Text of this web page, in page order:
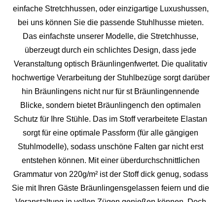
einfache Stretchhussen, oder einzigartige Luxushussen,
bei uns können Sie die passende Stuhlhusse mieten.
Das einfachste unserer Modelle, die Stretchhusse,
überzeugt durch ein schlichtes Design, dass jede
Veranstaltung optisch Bräunlingenfwertet. Die qualitativ
hochwertige Verarbeitung der Stuhlbezüge sorgt darüber
hin Bräunlingens nicht nur für st Bräunlingennende
Blicke, sondern bietet Bräunlingench den optimalen
Schutz für Ihre Stühle. Das im Stoff verarbeitete Elastan
sorgt für eine optimale Passform (für alle gängigen
Stuhlmodelle), sodass unschöne Falten gar nicht erst
entstehen können. Mit einer überdurchschnittlichen
Grammatur von 220g/m² ist der Stoff dick genug, sodass
Sie mit Ihren Gäste Bräunlingensgelassen feiern und die